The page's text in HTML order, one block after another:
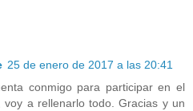
25 de enero de 2017 a las 20:41
conmigo para participar en el
a rellenarlo todo. Gracias y un